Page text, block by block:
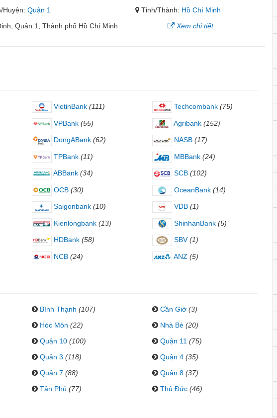
Huyện: Quận 1 Tỉnh/Thành: Hồ Chí Minh
Quận 1, Thành phố Hồ Chí Minh
Xem chi tiết
VietinBank (111) Techcombank (75)
VPBank (55) Agribank (152)
DongABank (62) NASB (17)
TPBank (11) MBBank (24)
ABBank (34) SCB (102)
OCB (30) OceanBank (14)
Saigonbank (10) VDB (1)
Kienlongbank (13) ShinhanBank (5)
HDBank (58) SBV (1)
NCB (24) ANZ (5)
Bình Thạnh (107) Cần Giờ (3)
Hóc Môn (22) Nhà Bè (20)
Quận 10 (100) Quận 11 (75)
Quận 3 (118) Quận 4 (35)
Quận 7 (88) Quận 8 (37)
Tân Phú (77) Thủ Đức (46)